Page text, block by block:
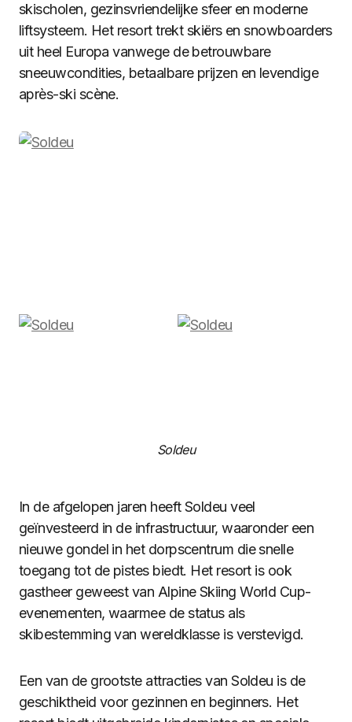
skischolen, gezinsvriendelijke sfeer en moderne
liftsysteem. Het resort trekt skiërs en snowboarders
uit heel Europa vanwege de betrouwbare
sneeuwcondities, betaalbare prijzen en levendige
après-ski scène.
Soldeu
In de afgelopen jaren heeft Soldeu veel
geïnvesteerd in de infrastructuur, waaronder een
nieuwe gondel in het dorpscentrum die snelle
toegang tot de pistes biedt. Het resort is ook
gastheer geweest van Alpine Skiing World Cup-
evenementen, waarmee de status als
skibestemming van wereldklasse is verstevigd.
Een van de grootste attracties van Soldeu is de
geschiktheid voor gezinnen en beginners. Het